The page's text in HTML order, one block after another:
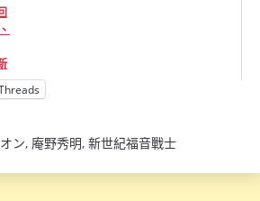
ン, 庵野秀明, 新世紀福音戰士